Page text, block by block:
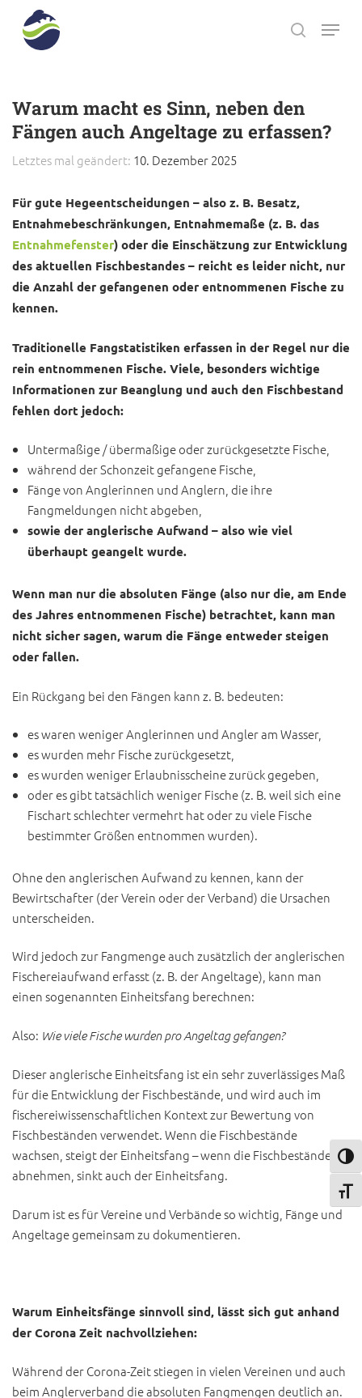
search
Menu
Warum macht es Sinn, neben den
Fängen auch Angeltage zu erfassen?
Letztes mal geändert: 10. Dezember 2025
Für gute Hegeentscheidungen – also z. B. Besatz,
Entnahmebeschränkungen, Entnahmemaße (z. B. das
Entnahmefenster) oder die Einschätzung zur Entwicklung
des aktuellen Fischbestandes – reicht es leider nicht, nur
die Anzahl der gefangenen oder entnommenen Fische zu
kennen.
Traditionelle Fangstatistiken erfassen in der Regel nur die
rein entnommenen Fische. Viele, besonders wichtige
Informationen zur Beanglung und auch den Fischbestand
fehlen dort jedoch:
Untermaßige / übermaßige oder zurückgesetzte Fische,
während der Schonzeit gefangene Fische,
Fänge von Anglerinnen und Anglern, die ihre
Fangmeldungen nicht abgeben,
sowie der anglerische Aufwand – also wie viel
überhaupt geangelt wurde.
Wenn man nur die absoluten Fänge (also nur die, am Ende
des Jahres entnommenen Fische) betrachtet, kann man
nicht sicher sagen, warum die Fänge entweder steigen
oder fallen.
Ein Rückgang bei den Fängen kann z. B. bedeuten:
es waren weniger Anglerinnen und Angler am Wasser,
es wurden mehr Fische zurückgesetzt,
es wurden weniger Erlaubnisscheine zurück gegeben,
oder es gibt tatsächlich weniger Fische (z. B. weil sich eine
Fischart schlechter vermehrt hat oder zu viele Fische
bestimmter Größen entnommen wurden).
Ohne den anglerischen Aufwand zu kennen, kann der
Bewirtschafter (der Verein oder der Verband) die Ursachen
unterscheiden.
Wird jedoch zur Fangmenge auch zusätzlich der anglerischen
Fischereiaufwand erfasst (z. B. der Angeltage), kann man
einen sogenannten Einheitsfang berechnen:
Also: Wie viele Fische wurden pro Angeltag gefangen?
Dieser anglerische Einheitsfang ist ein sehr zuverlässiges Maß
für die Entwicklung der Fischbestände, und wird auch im
fischereiwissenschaftlichen Kontext zur Bewertung von
Fischbeständen verwendet. Wenn die Fischbestände
wachsen, steigt der Einheitsfang – wenn die Fischbestände
abnehmen, sinkt auch der Einheitsfang.
Darum ist es für Vereine und Verbände so wichtig, Fänge und
Angeltage gemeinsam zu dokumentieren.
Warum Einheitsfänge sinnvoll sind, lässt sich gut anhand
der Corona Zeit nachvollziehen:
Während der Corona-Zeit stiegen in vielen Vereinen und auch
beim Anglerverband die absoluten Fangmengen deutlich an.